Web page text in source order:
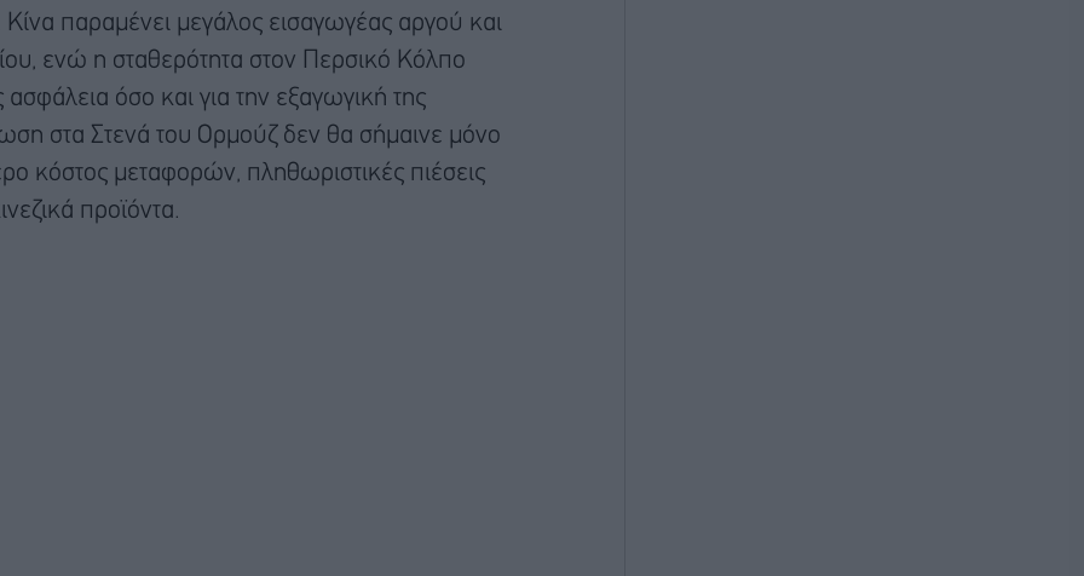
παραμένει μεγάλος εισαγωγέας αργού και
ενώ η σταθερότητα στον Περσικό Κόλπο
ασφάλεια όσο και για την εξαγωγική της
στα Στενά του Ορμούζ δεν θα σήμαινε μόνο
κόστος μεταφορών, πληθωριστικές πιέσεις
προϊόντα.